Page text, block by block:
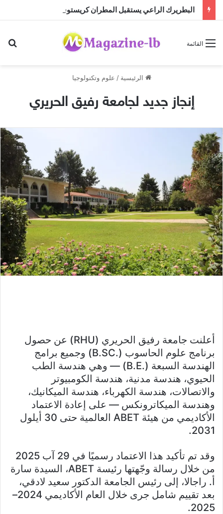
القائمة
الرئيسية / علوم وتكنولوجيا
إنجاز جديد لجامعة رفيق الحريري
أعلنت جامعة رفيق الحريري (RHU) عن حصول
برنامج علوم الحاسوب (.B.SC) وجميع برامج
الهندسة السبعة (.B.E) — وهي هندسة الطب
الحيوي، هندسة مدنية، هندسة الكومبيوتر
والاتصالات، هندسة الكهرباء، هندسة الميكانيك،
وهندسة الميكاترونكس — على إعادة الاعتماد
الأكاديمي من هيئة ABET العالمية حتى 30 أيلول
2031.
وقد تم تأكيد هذا الاعتماد رسميًا في 29 آب 2025
من خلال رسالة وجّهتها رئيسة ABET، السيدة سارة
أ. راجالا، إلى رئيس الجامعة الدكتور سعيد لادقي،
بعد تقييم شامل جرى خلال العام الأكاديمي 2024–
2025.